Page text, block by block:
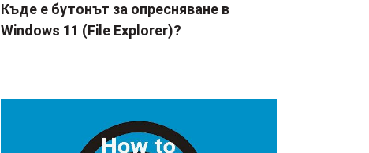
Къде е бутонът за опресняване в
Windows 11 (File Explorer)?